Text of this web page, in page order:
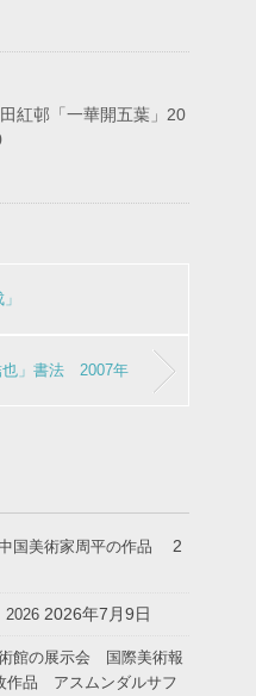
紅邨「一華開五葉」20
也」書法 2007年
国美術家周平の作品
2
2026 2026年7月9日
館の展示会 国際美術報
作品 アスムンダルサフ